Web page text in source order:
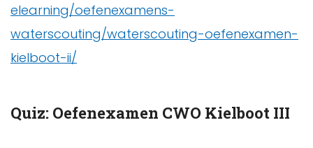
elearning/oefenexamens-
waterscouting/waterscouting-oefenexamen-
kielboot-ii/
Quiz: Oefenexamen CWO Kielboot III